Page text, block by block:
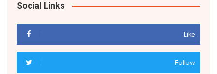
Social Links
Like
Follow